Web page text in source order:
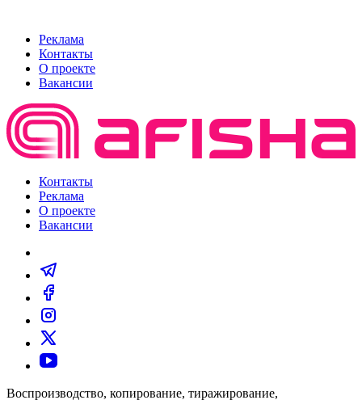
Реклама
Контакты
О проекте
Вакансии
Контакты
Реклама
О проекте
Вакансии
Воспроизводство, копирование, тиражирование,